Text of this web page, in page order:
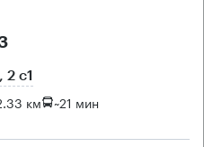
с1
км ~21 мин